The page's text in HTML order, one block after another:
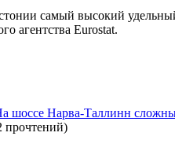
самый высокий
агентства Eurostat.
Нарва-Таллинн
прочтений)